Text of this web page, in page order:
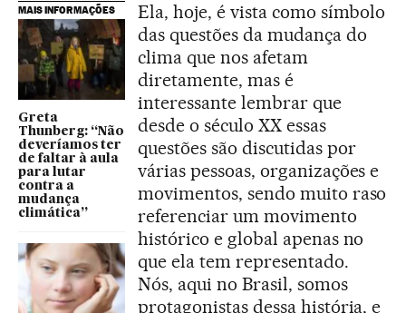
MAIS INFORMAÇÕES
Greta
Thunberg: “Não
deveríamos ter
de faltar à aula
para lutar
contra a
mudança
climática”
Ela, hoje, é vista como símbolo
das questões da mudança do
clima que nos afetam
diretamente, mas é
interessante lembrar que
desde o século XX essas
questões são discutidas por
várias pessoas, organizações e
movimentos, sendo muito raso
referenciar um movimento
histórico e global apenas no
que ela tem representado.
Nós, aqui no Brasil, somos
protagonistas dessa história, e